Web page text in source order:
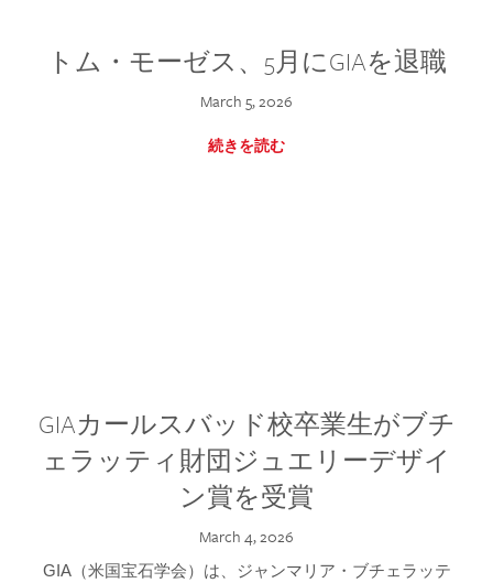
トム・モーゼス、5月にGIAを退職
March 5, 2026
続きを読む
GIAカールスバッド校卒業生がブチ
ェラッティ財団ジュエリーデザイ
ン賞を受賞
March 4, 2026
GIA（米国宝石学会）は、ジャンマリア・ブチェラッテ